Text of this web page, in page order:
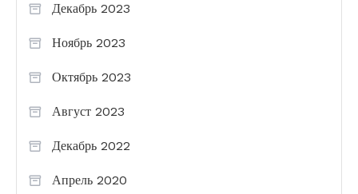
Декабрь 2023
Ноябрь 2023
Октябрь 2023
Август 2023
Декабрь 2022
Апрель 2020